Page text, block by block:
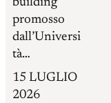
promosso
dall’Universi
tà…
15 LUGLIO
2026